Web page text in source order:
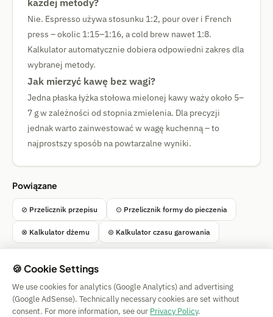
Nie. Espresso używa stosunku 1:2, pour over i French
press – okolic 1:15–1:16, a cold brew nawet 1:8.
Kalkulator automatycznie dobiera odpowiedni zakres dla
wybranej metody.
Jak mierzyć kawę bez wagi?
Jedna płaska łyżka stołowa mielonej kawy waży około 5–
7 g w zależności od stopnia zmielenia. Dla precyzji
jednak warto zainwestować w wagę kuchenną – to
najprostszy sposób na powtarzalne wyniki.
Powiązane
⊘ Przelicznik przepisu ⊙ Przelicznik formy do pieczenia
⊗ Kalkulator dżemu ⊜ Kalkulator czasu garowania
Simple Calculator
Impressum
| Privacy | Terms |
🍪 Cookies
🍪 Cookie Settings
We use cookies for analytics (Google Analytics) and advertising
(Google AdSense). Technically necessary cookies are set without
consent. For more information, see our Privacy Policy.